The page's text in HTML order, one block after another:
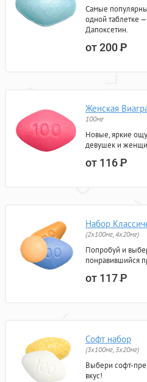
Самые
одной таблетке
Дапоксетин.
от 200Р
Женская
100мг
Новые, яркие
девушек и
от 116Р
Набор
(2x100мг, 4x20мг)
Попробуй и
понравившийся
от 117Р
Софт набор
(3x100мг, 3x20мг)
Выбери софт-
вкус!